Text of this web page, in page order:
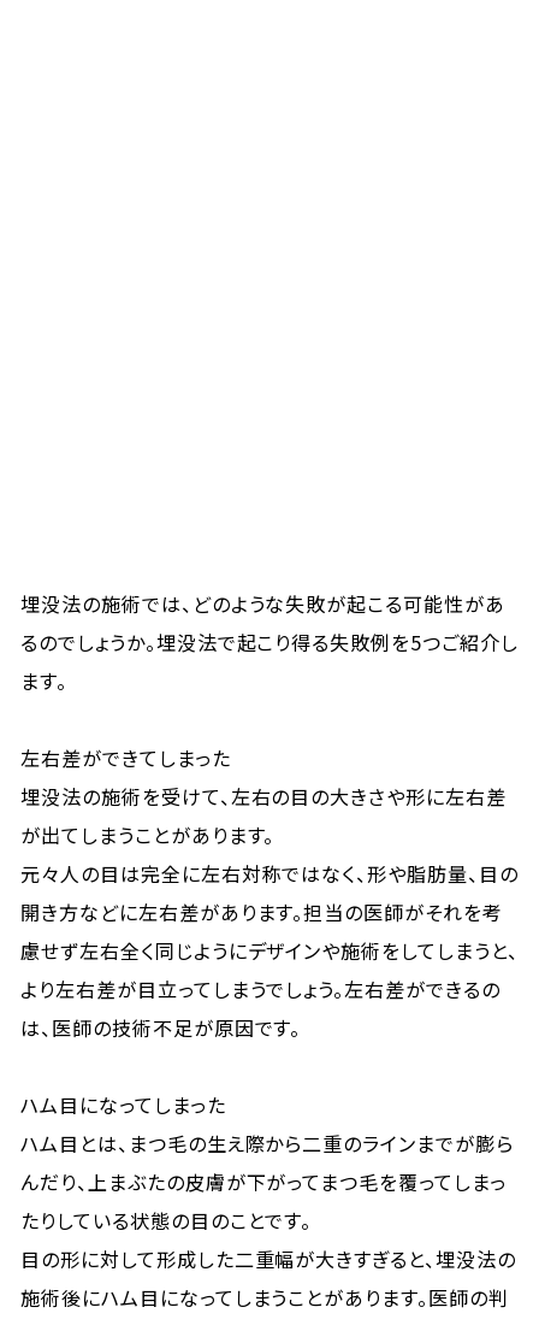
埋没法の施術では、どのような失敗が起こる可能性があ
るのでしょうか。埋没法で起こり得る失敗例を5つご紹介し
ます。
左右差ができてしまった
埋没法の施術を受けて、左右の目の大きさや形に左右差
が出てしまうことがあります。
元々人の目は完全に左右対称ではなく、形や脂肪量、目の
開き方などに左右差があります。担当の医師がそれを考
慮せず左右全く同じようにデザインや施術をしてしまうと、
より左右差が目立ってしまうでしょう。左右差ができるの
は、医師の技術不足が原因です。
ハム目になってしまった
ハム目とは、まつ毛の生え際から二重のラインまでが膨ら
んだり、上まぶたの皮膚が下がってまつ毛を覆ってしまっ
たりしている状態の目のことです。
目の形に対して形成した二重幅が大きすぎると、埋没法の
施術後にハム目になってしまうことがあります。医師の判